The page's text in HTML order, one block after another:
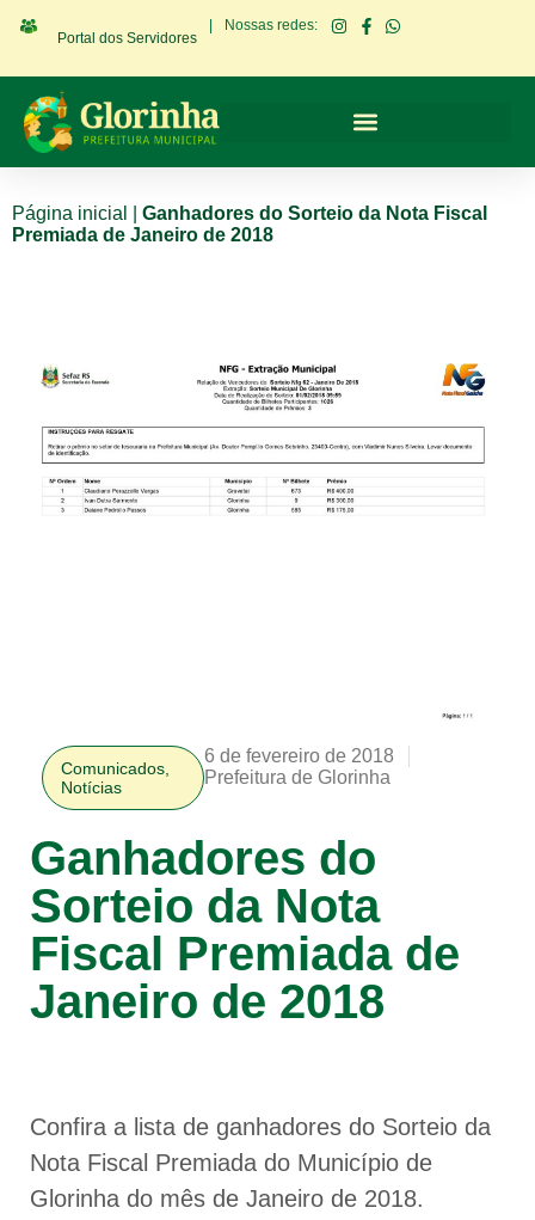
Portal dos Servidores
Nossas redes:
Página inicial
Ganhadores do Sorteio da Nota Fiscal
Premiada de Janeiro de 2018
Comunicados
Notícias
6 de fevereiro de 2018
Prefeitura de Glorinha
Ganhadores do
Sorteio da Nota
Fiscal Premiada de
Janeiro de 2018
Confira a lista de ganhadores do Sorteio da
Nota Fiscal Premiada do Município de
Glorinha do mês de Janeiro de 2018.